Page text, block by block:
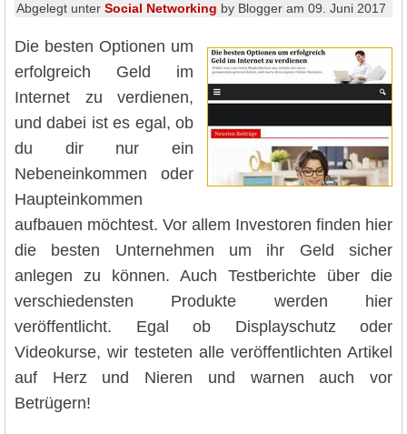
Abgelegt unter Social Networking by Blogger am 09. Juni 2017
Die besten Optionen um
erfolgreich Geld im
Internet zu verdienen,
und dabei ist es egal, ob
du dir nur ein
Nebeneinkommen oder
Haupteinkommen
aufbauen möchtest. Vor allem Investoren finden hier
die besten Unternehmen um ihr Geld sicher
anlegen zu können. Auch Testberichte über die
verschiedensten Produkte werden hier
veröffentlicht. Egal ob Displayschutz oder
Videokurse, wir testeten alle veröffentlichten Artikel
auf Herz und Nieren und warnen auch vor
Betrügern!